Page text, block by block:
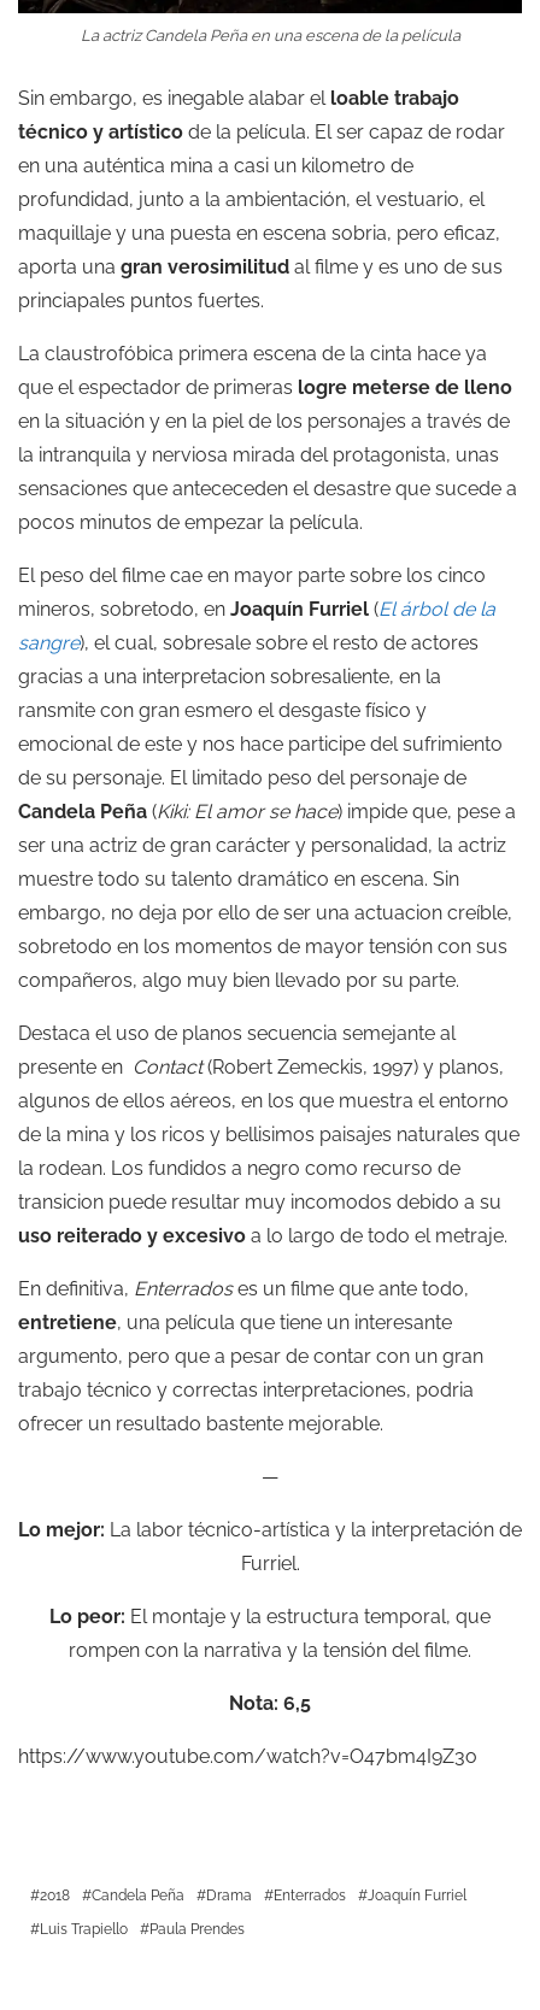
La actriz Candela Peña en una escena de la película
Sin embargo, es inegable alabar el loable trabajo
técnico y artístico de la película. El ser capaz de rodar
en una auténtica mina a casi un kilometro de
profundidad, junto a la ambientación, el vestuario, el
maquillaje y una puesta en escena sobria, pero eficaz,
aporta una gran verosimilitud al filme y es uno de sus
princiapales puntos fuertes.
La claustrofóbica primera escena de la cinta hace ya
que el espectador de primeras logre meterse de lleno
en la situación y en la piel de los personajes a través de
la intranquila y nerviosa mirada del protagonista, unas
sensaciones que antececeden el desastre que sucede a
pocos minutos de empezar la película.
El peso del filme cae en mayor parte sobre los cinco
mineros, sobretodo, en Joaquín Furriel (El árbol de la
sangre), el cual, sobresale sobre el resto de actores
gracias a una interpretacion sobresaliente, en la
ransmite con gran esmero el desgaste físico y
emocional de este y nos hace participe del sufrimiento
de su personaje. El limitado peso del personaje de
Candela Peña (Kiki: El amor se hace) impide que, pese a
ser una actriz de gran carácter y personalidad, la actriz
muestre todo su talento dramático en escena. Sin
embargo, no deja por ello de ser una actuacion creíble,
sobretodo en los momentos de mayor tensión con sus
compañeros, algo muy bien llevado por su parte.
Destaca el uso de planos secuencia semejante al
presente en Contact(Robert Zemeckis, 1997) y planos,
algunos de ellos aéreos, en los que muestra el entorno
de la mina y los ricos y bellisimos paisajes naturales que
la rodean. Los fundidos a negro como recurso de
transicion puede resultar muy incomodos debido a su
uso reiterado y excesivo a lo largo de todo el metraje.
En definitiva, Enterradoses un filme que ante todo,
entretiene, una película que tiene un interesante
argumento, pero que a pesar de contar con un gran
trabajo técnico y correctas interpretaciones, podria
ofrecer un resultado bastente mejorable.
—
Lo mejor: La labor técnico-artística y la interpretación de
Furriel.
Lo peor: El montaje y la estructura temporal, que
rompen con la narrativa y la tensión del filme.
Nota: 6,5
https://www.youtube.com/watch?v=O47bm4I9Z3o
2018 Candela Peña Drama Enterrados
Joaquín Furriel
Luis Trapiello
Paula Prendes